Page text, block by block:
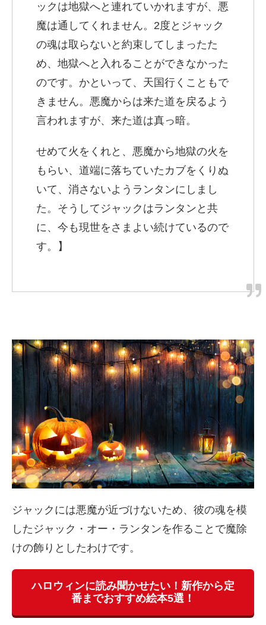
ックは地獄へと連れていかれますが、悪
魔は通してくれません。2度とジャック
の魂は取らないと約束してしまったた
め、地獄へと入れることができなかった
のです。かといって、天国行くこともで
きません。悪魔からは来た道を戻るよう
言われますが、来た道は真っ暗。
せめて火をくれと、悪魔から地獄の火を
もらい、道端に落ちていたカブをくりぬ
いて、消さないようランタンにしまし
た。そうしてジャックはランタンと共
に、今も現世をさまよい続けているので
す。】
ジャックには悪魔が近づけないため、彼の魂を模
したジャック・オー・ランタンを作ることで魔除
けの飾りとしたわけです。
ハロウィンに読み聞かせたい！新作から定
番までおすすめ絵本5選！